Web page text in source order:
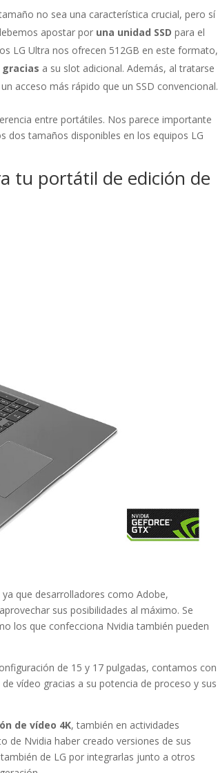
no sea una característica crucial, pero sí
apostar por una unidad SSD para el
LG Ultra nos ofrecen 512GB en este formato,
a su slot adicional. Además, al tratarse
acceso más rápido que un SSD convencional.
entre portátiles. Nos parece importante
dos tamaños disponibles en los equipos LG
tu portátil de edición de
que desarrolladores como Adobe,
sus posibilidades al máximo. Se
los que confecciona Nvidia también pueden
de 15 y 17 pulgadas, contamos con
vídeo gracias a su potencia de proceso y sus
de vídeo 4K, también en actividades
de Nvidia haber creado versiones de sus
de LG por integrarlas junto a otros